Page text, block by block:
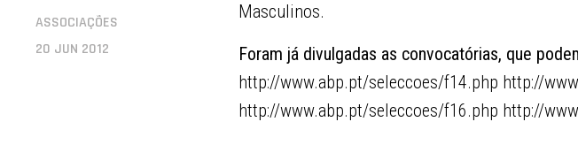
ASSOCIAÇÕES
20 JUN 2012
Masculinos.
Foram já divulgadas as convocatórias, que
http://www.abp.pt/seleccoes/f14.php http://
http://www.abp.pt/seleccoes/f16.php http://